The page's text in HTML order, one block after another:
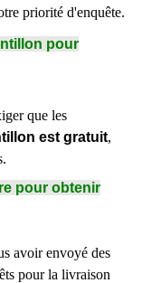
priorité d'enquête.
pour
que les
est gratuit,
pour obtenir
avoir envoyé des
pour la livraison